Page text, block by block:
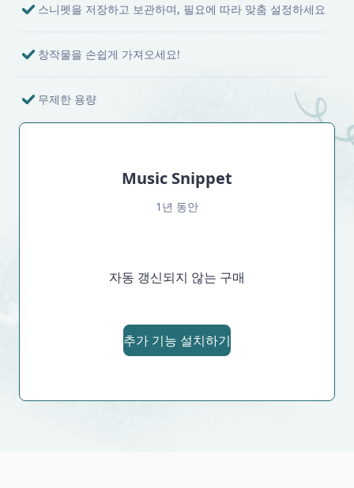
스니펫을 저장하고 보관하며, 필요에 따라 맞춤 설정하세요
창작물을 손쉽게 가져오세요!
무제한 용량
Music Snippet
1년 동안
자동 갱신되지 않는 구매
추가 기능 설치하기